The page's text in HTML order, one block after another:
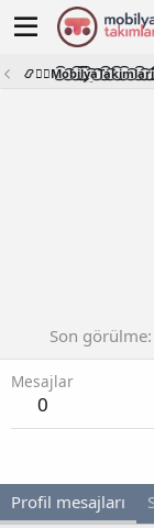
Son görülme
Mesajlar
0
Profil mesajları